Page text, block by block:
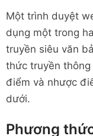
Một trình duyệt
dụng một trong
truyền siêu văn
thức truyền
điểm và nhược
dưới.
Phương